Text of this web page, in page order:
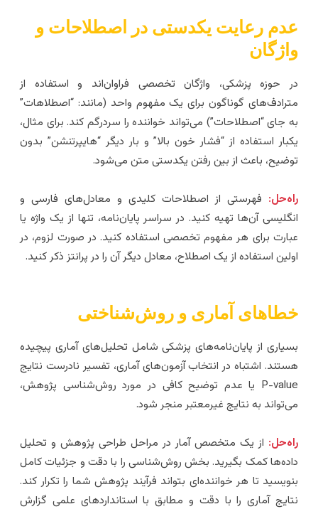
رعایت یکدستی در اصطلاحات و
حوزه پزشکی، واژگان تخصصی فراوان‌اند و استفاده از
گوناگون برای یک مفهوم واحد (مانند: “اصطلاهات”
جای “اصطلاحات”) می‌تواند خواننده را سردرگم کند. برای مثال،
استفاده از “فشار خون بالا” و بار دیگر “هایپرتنشن” بدون
باعث از بین رفتن یکدستی متن می‌شود.
فهرستی از اصطلاحات کلیدی و معادل‌های فارسی و
آن‌ها تهیه کنید. در سراسر پایان‌نامه، تنها از یک واژه یا
برای هر مفهوم تخصصی استفاده کنید. در صورت لزوم، در
استفاده از یک اصطلاح، معادل دیگر آن را در پرانتز ذکر کنید.
آماری و روش‌شناختی
از پایان‌نامه‌های پزشکی شامل تحلیل‌های آماری پیچیده
اشتباه در انتخاب آزمون‌های آماری، تفسیر نادرست نتایج
P-value یا عدم توضیح کافی در مورد روش‌شناسی پژوهش،
به نتایج غیرمعتبر منجر شود.
از یک متخصص آمار در مراحل طراحی پژوهش و تحلیل
کمک بگیرید. بخش روش‌شناسی را با دقت و جزئیات کامل
تا هر خواننده‌ای بتواند فرآیند پژوهش شما را تکرار کند.
آماری را با دقت و مطابق با استانداردهای علمی گزارش